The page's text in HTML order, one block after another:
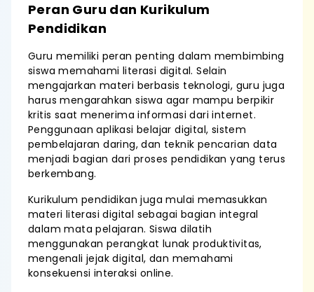
Peran Guru dan Kurikulum
Pendidikan
Guru memiliki peran penting dalam membimbing
siswa memahami literasi digital. Selain
mengajarkan materi berbasis teknologi, guru juga
harus mengarahkan siswa agar mampu berpikir
kritis saat menerima informasi dari internet.
Penggunaan aplikasi belajar digital, sistem
pembelajaran daring, dan teknik pencarian data
menjadi bagian dari proses pendidikan yang terus
berkembang.
Kurikulum pendidikan juga mulai memasukkan
materi literasi digital sebagai bagian integral
dalam mata pelajaran. Siswa dilatih
menggunakan perangkat lunak produktivitas,
mengenali jejak digital, dan memahami
konsekuensi interaksi online.